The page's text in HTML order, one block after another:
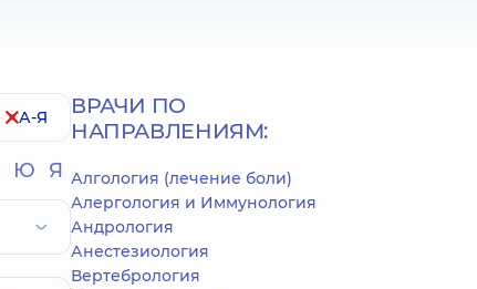
А-Я
Ю Я
ВРАЧИ ПО
НАПРАВЛЕНИЯМ:
Алгология (лечение боли)
Алергология и Иммунология
Андрология
Анестезиология
Вертебрология